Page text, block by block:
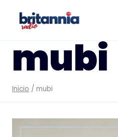
mubi
Inicio / mubi